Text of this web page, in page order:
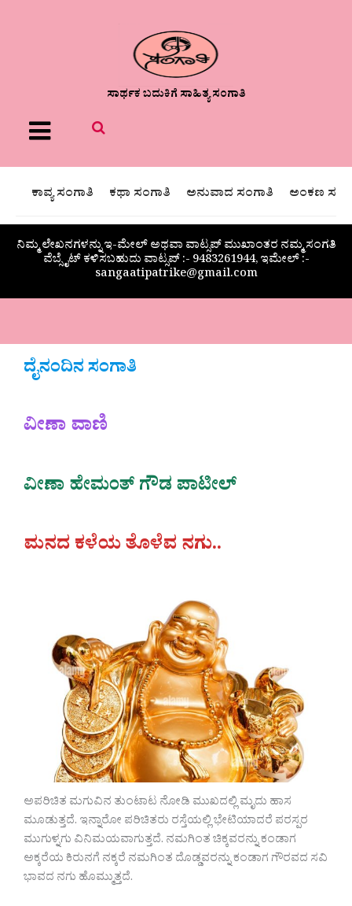
ಸಾರ್ಥಕ ಬದುಕಿಗೆ ಸಾಹಿತ್ಯ ಸಂಗಾತಿ
Menu
ಕಾವ್ಯ ಸಂಗಾತಿ ಕಥಾ ಸಂಗಾತಿ ಅನುವಾದ ಸಂಗಾತಿ ಅಂಕಣ
ನಿಮ್ಮ ಲೇಖನಗಳನ್ನು ಇ-ಮೇಲ್ ಅಥವಾ ವಾಟ್ಸಪ್ ಮುಖಾಂತರ ನಮ್ಮ ಸಂಗತಿ
ವೆಬ್ಸೈಟ್ ಕಳಿಸಬಹುದು ವಾಟ್ಸಪ್‌ :- 9483261944, ಇಮೇಲ್ :-
sangaatipatrike@gmail.com
ದೈನಂದಿನ ಸಂಗಾತಿ
ವೀಣಾ ವಾಣಿ
ವೀಣಾ‌ ಹೇಮಂತ್‌ ಗೌಡ ಪಾಟೀಲ್
ಮನದ ಕಳೆಯ ತೊಳೆವ‌ ನಗು..
ಅಪರಿಚಿತ ಮಗುವಿನ ತುಂಟಾಟ ನೋಡಿ ಮುಖದಲ್ಲಿ ಮೃದು ಹಾಸ
ಮೂಡುತ್ತದೆ. ಇನ್ನಾರೋ ಪರಿಚಿತರು ರಸ್ತೆಯಲ್ಲಿ ಭೇಟಿಯಾದರೆ ಪರಸ್ಪರ
ಮುಗುಳ್ನಗು ವಿನಿಮಯವಾಗುತ್ತದೆ. ನಮಗಿಂತ ಚಿಕ್ಕವರನ್ನು ಕಂಡಾಗ
ಅಕ್ಕರೆಯ ಕಿರುನಗೆ ನಕ್ಕರೆ ನಮಗಿಂತ ದೊಡ್ಡವರನ್ನು ಕಂಡಾಗ ಗೌರವದ ಸವಿ
ಭಾವದ ನಗು ಹೊಮ್ಮುತ್ತದೆ.